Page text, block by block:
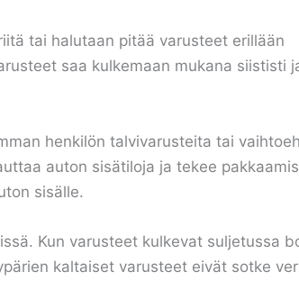
tai halutaan pitää varusteet erillään
saa kulkemaan mukana siististi
henkilön talvivarusteita tai
auton sisätiloja ja tekee
sisälle.
Kun varusteet kulkevat suljetussa
kaltaiset varusteet eivät sotke